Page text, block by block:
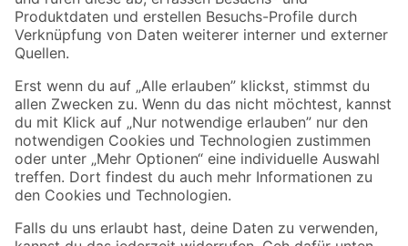
Sicher einkaufen
Jetzt die toom-App herunterladen